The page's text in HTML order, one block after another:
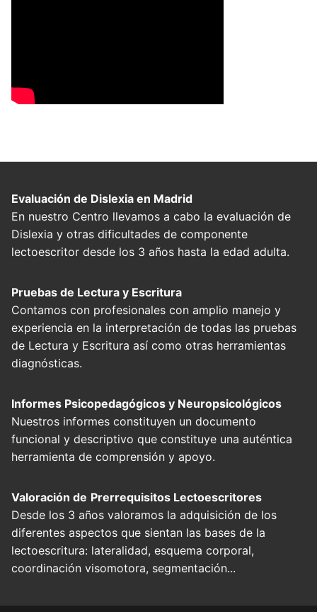
Evaluación de Dislexia en Madrid
En nuestro Centro llevamos a cabo la evaluación de
Dislexia y otras dificultades de componente
lectoescritor desde los 3 años hasta la edad adulta.
Pruebas de Lectura y Escritura
Contamos con profesionales con amplio manejo y
experiencia en la interpretación de todas las pruebas
de Lectura y Escritura así como otras herramientas
diagnósticas.
Informes Psicopedagógicos y Neuropsicológicos
Nuestros informes constituyen un documento
funcional y descriptivo que constituye una auténtica
herramienta de comprensión y apoyo.
Valoración de Prerrequisitos Lectoescritores
Desde los 3 años valoramos la adquisición de los
diferentes aspectos que sientan las bases de la
lectoescritura: lateralidad, esquema corporal,
coordinación visomotora, segmentación...